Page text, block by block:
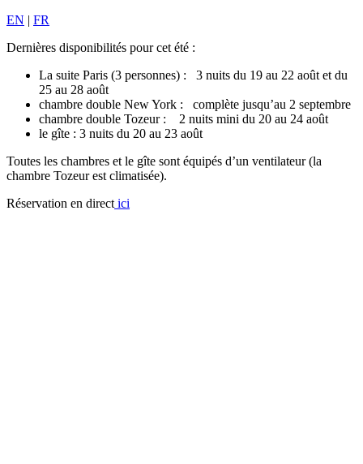
EN | FR
Dernières disponibilités pour cet été :
La suite Paris (3 personnes) : 3 nuits du 19 au 22 août et du
25 au 28 août
chambre double New York : complète jusqu’au 2 septembre
chambre double Tozeur : 2 nuits mini du 20 au 24 août
le gîte : 3 nuits du 20 au 23 août
Toutes les chambres et le gîte sont équipés d’un ventilateur (la
chambre Tozeur est climatisée).
Réservation en direct ici